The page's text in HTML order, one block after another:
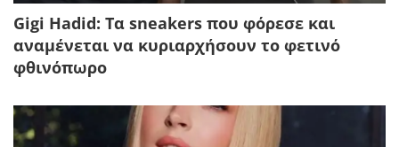
Gigi Hadid: Τα sneakers που φόρεσε και
αναμένεται να κυριαρχήσουν το φετινό
φθινόπωρο